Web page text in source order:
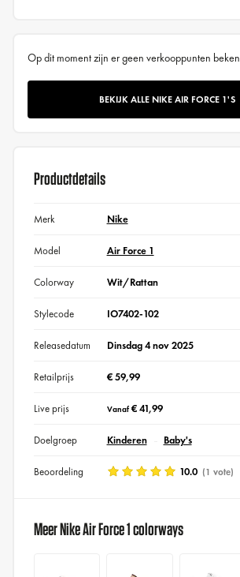
Op dit moment zijn er geen verkooppunten
BEKIJK ALLE NIKE AIR FORCE 1'S
Productdetails
Merk Nike
Model Air Force 1
Colorway Wit/Rattan
Stylecode IO7402-102
Releasedatum Dinsdag 4 nov 2025
Retailprijs € 59,99
Live prijs Vanaf€ 41,99
Doelgroep Kinderen Baby's
Beoordeling 10.0 (1 vote)
Meer Nike Air Force 1 colorways